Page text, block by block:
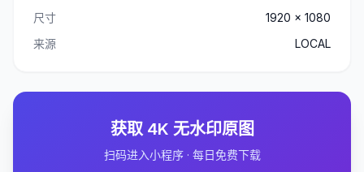
尺寸
1920 x 1080
来源
LOCAL
获取 4K 无水印原图
扫码进入小程序 · 每日免费下载